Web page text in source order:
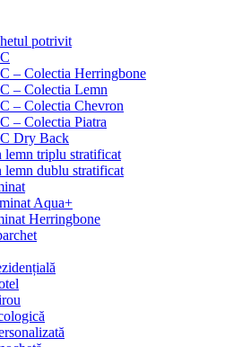
potrivit
– Colectia Herringbone
– Colectia Lemn
– Colectia Chevron
– Colectia Piatra
Dry Back
lemn triplu stratificat
lemn dublu stratificat
Aqua+
Herringbone